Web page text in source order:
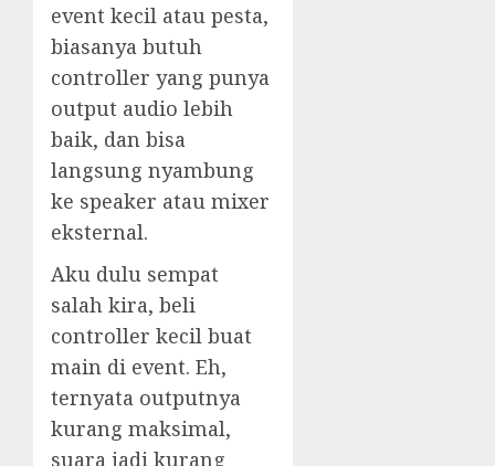
event kecil atau pesta,
biasanya butuh
controller yang punya
output audio lebih
baik, dan bisa
langsung nyambung
ke speaker atau mixer
eksternal.
Aku dulu sempat
salah kira, beli
controller kecil buat
main di event. Eh,
ternyata outputnya
kurang maksimal,
suara jadi kurang